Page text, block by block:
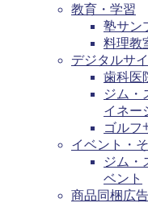
教育・学習
塾サン
料理教
デジタルサ
歯科医
ジム・
イネー
ゴルフ
イベント・
ジム・
ベント
商品同梱広告